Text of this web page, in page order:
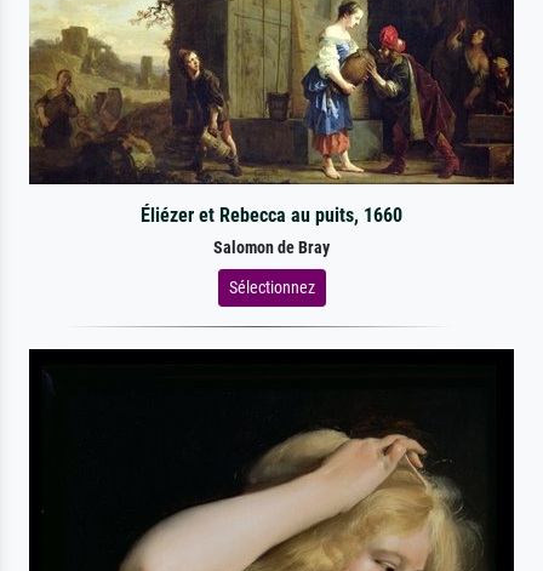
Éliézer et Rebecca au puits, 1660
Salomon de Bray
Sélectionnez